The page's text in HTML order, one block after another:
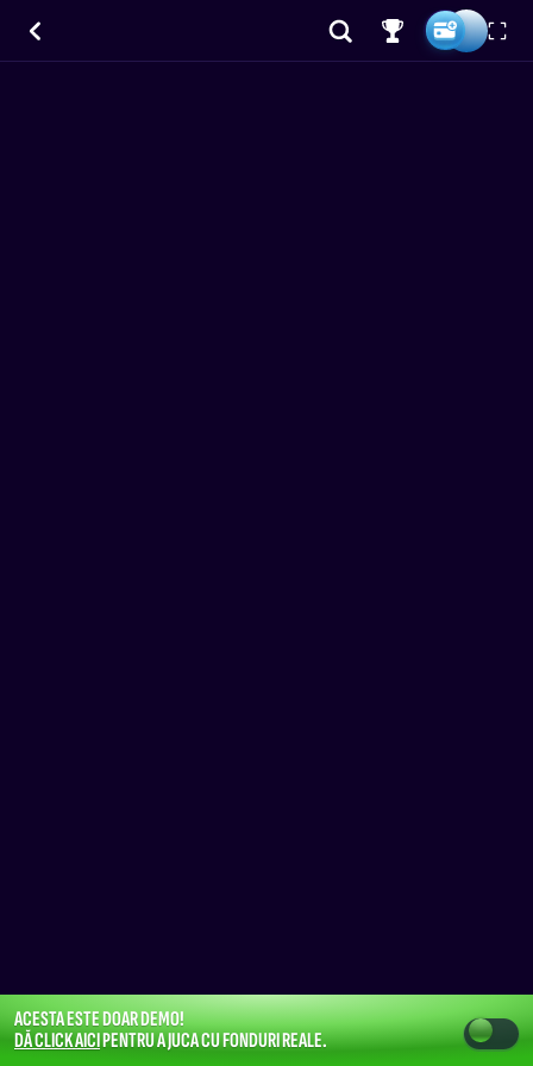
ACESTA ESTE DOAR DEMO!
DĂ CLICK AICIPENTRU A JUCA CU FONDURI REALE.